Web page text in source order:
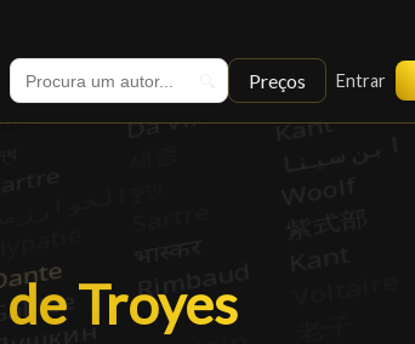
Preços Entrar
Troyes
Troyes